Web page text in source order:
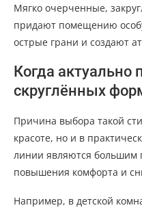
Мягко очерченные,
придают помещению
острые грани и создают
Когда актуально
скруглённых
Причина выбора такой
красоте, но и в
линии являются большим
повышения комфорта и
Например, в детской